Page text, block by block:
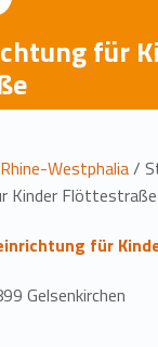
für
Westphalia/
Kinder Flöttestraße
für
Gelsenkirchen